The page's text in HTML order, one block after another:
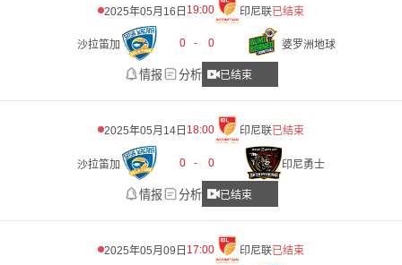
2025年05月16日 19:00 印尼联已结束
沙拉笛加 0 - 0 婆罗洲地球
情报 分析 已结束
2025年05月14日 18:00 印尼联已结束
沙拉笛加 0 - 0 印尼勇士
情报 分析 已结束
2025年05月09日 17:00 印尼联已结束